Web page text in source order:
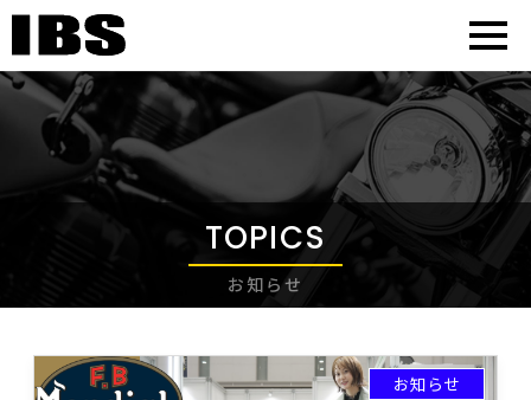
TOPICS
お知らせ
お知らせ